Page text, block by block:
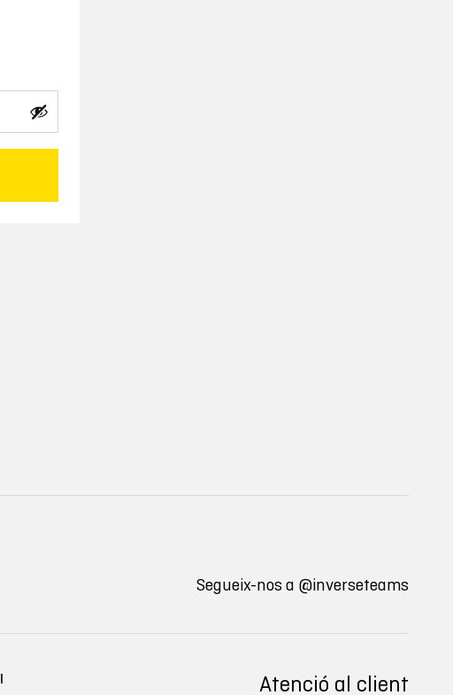
Segueix-nos a @inverseteams
Atenció al client